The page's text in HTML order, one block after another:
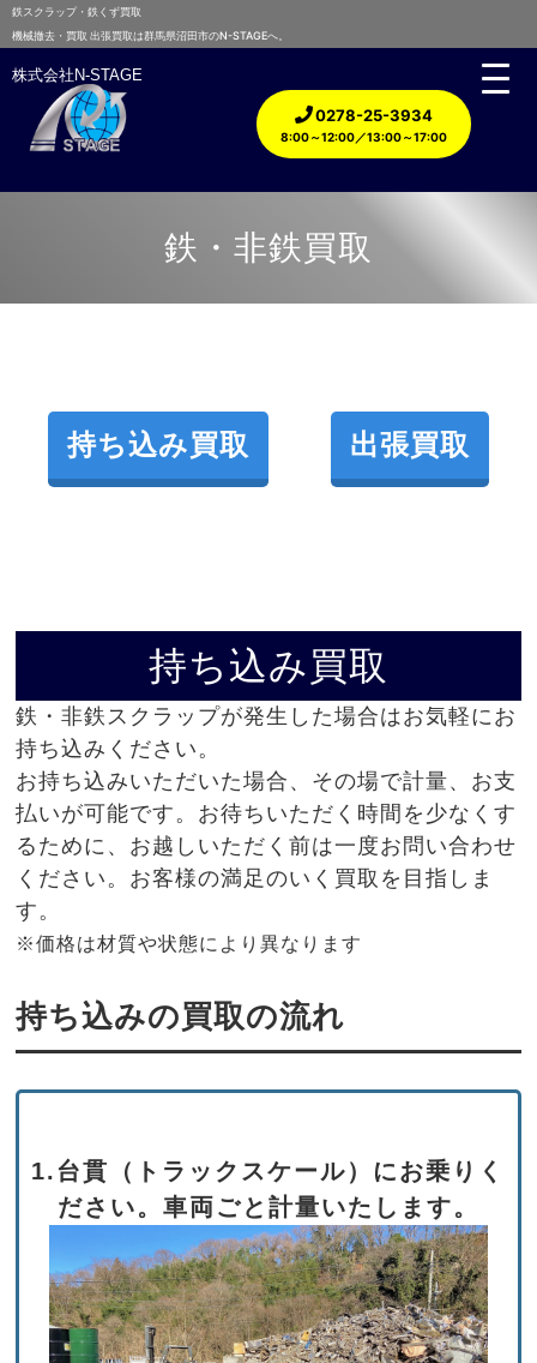
鉄スクラップ・鉄くず買取
機械撤去・買取 出張買取は群馬県沼田市のN-STAGEへ。
株式会社N-STAGE
0278-25-3934
8:00～12:00／13:00～17:00
鉄・非鉄買取
持ち込み買取 出張買取
持ち込み買取
鉄・非鉄スクラップが発生した場合はお気軽にお
持ち込みください。
お持ち込みいただいた場合、その場で計量、お支
払いが可能です。お待ちいただく時間を少なくす
るために、お越しいただく前は一度お問い合わせ
ください。お客様の満足のいく買取を目指しま
す。
※価格は材質や状態により異なります
持ち込みの買取の流れ
1.台貫（トラックスケール）にお乗りく
ださい。 車両ごと計量いたします。